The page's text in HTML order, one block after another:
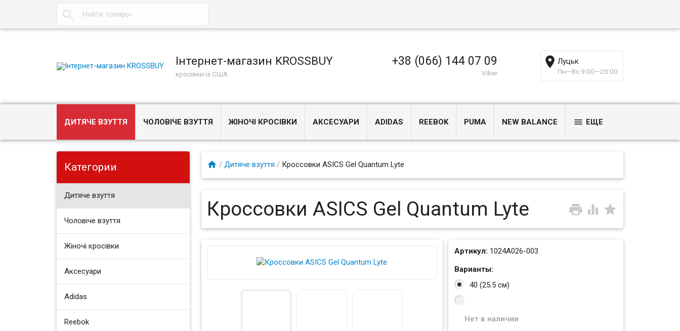
Інтернет-магазин KROSSBUY
кросівки із США
+38 (066) 144 07 09
Viber
Луцьк
Пн—Вс 9:00—20:00
ДИТЯЧЕ ВЗУТТЯ ЧОЛОВІЧЕ ВЗУТТЯ ЖІНОЧІ КРОСІВКИ АКСЕСУАРИ ADIDAS REEBOK PUMA NEW BALANCE ЕЩЕ
Категории
Дитяче взуття
Чоловіче взуття
Жіночі кросівки
Аксесуари
Adidas
Reebok
/ Дитяче взуття /Кроссовки ASICS Gel Quantum Lyte
Кроссовки ASICS Gel Quantum Lyte
Артикул: 1024A026-003
Варианты:
40 (25.5 см)
Нет в наличии